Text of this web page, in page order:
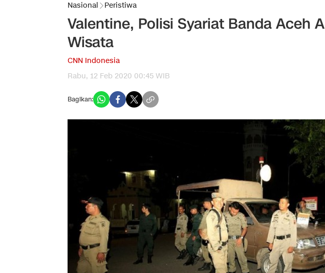
Nasional Peristiwa
Valentine, Polisi Syariat Banda Aceh
Wisata
CNN Indonesia
Rabu, 12 Feb 2020 00:45 WIB
Bagikan: